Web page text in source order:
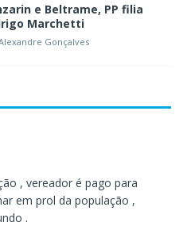
e Beltrame, PP filia
Marchetti
Gonçalves
, vereador é pago para
em prol da população ,
.